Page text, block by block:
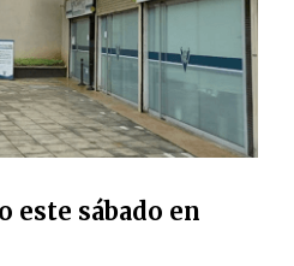
este sábado en